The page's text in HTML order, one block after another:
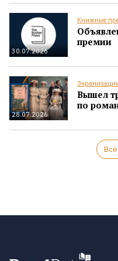
30.07.2026
Книжные
премии
28.07.2026
Вышел
по